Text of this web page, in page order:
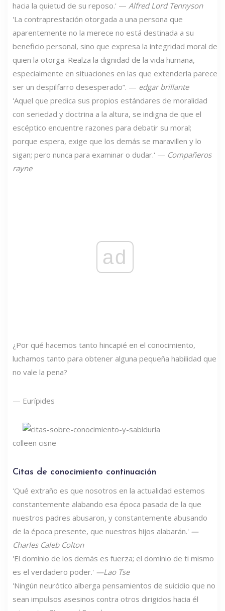
hacia la quietud de su reposo.' — Alfred Lord Tennyson
'La contraprestación otorgada a una persona que
aparentemente no la merece no está destinada a su
beneficio personal, sino que expresa la integridad moral de
quien la otorga. Realza la dignidad de la vida humana,
especialmente en situaciones en las que extenderla parece
ser un despilfarro desesperado”. — edgar brillante
'Aquel que predica sus propios estándares de moralidad
con seriedad y doctrina a la altura, se indigna de que el
escéptico encuentre razones para debatir su moral;
porque espera, exige que los demás se maravillen y lo
sigan; pero nunca para examinar o dudar.' — Compañeros
rayne
ad
¿Por qué hacemos tanto hincapié en el conocimiento,
luchamos tanto para obtener alguna pequeña habilidad que
no vale la pena?
— Eurípides
colleen cisne
Citas de conocimiento continuación
'Qué extraño es que nosotros en la actualidad estemos
constantemente alabando esa época pasada de la que
nuestros padres abusaron, y constantemente abusando
de la época presente, que nuestros hijos alabarán.' —
Charles Caleb Colton
'El dominio de los demás es fuerza; el dominio de ti mismo
es el verdadero poder.' —Lao Tse
'Ningún neurótico alberga pensamientos de suicidio que no
sean impulsos asesinos contra otros dirigidos hacia él